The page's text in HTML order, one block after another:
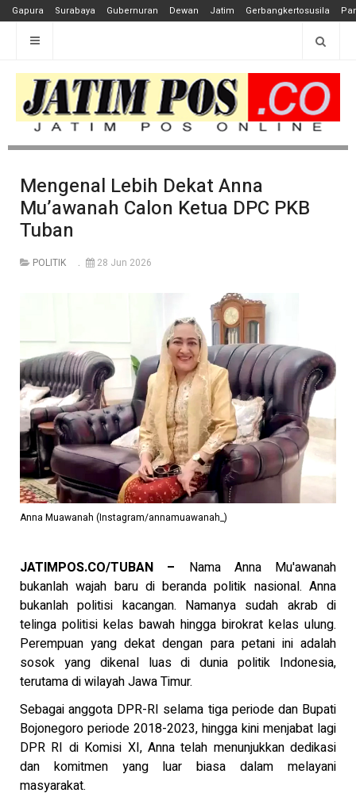
Gapura Surabaya Gubernuran Dewan Jatim Gerbangkertosusila
Mengenal Lebih Dekat Anna
Mu’awanah Calon Ketua DPC PKB
Tuban
POLITIK 28 Jun 2026
Anna Muawanah (Instagram/annamuawanah_)
JATIMPOS.CO/TUBAN – Nama Anna Mu'awanah
bukanlah wajah baru di beranda politik nasional. Anna
bukanlah politisi kacangan. Namanya sudah akrab di
telinga politisi kelas bawah hingga birokrat kelas ulung.
Perempuan yang dekat dengan para petani ini adalah
sosok yang dikenal luas di dunia politik Indonesia,
terutama di wilayah Jawa Timur.
Sebagai anggota DPR-RI selama tiga periode dan Bupati
Bojonegoro periode 2018-2023, hingga kini menjabat lagi
DPR RI di Komisi XI, Anna telah menunjukkan dedikasi
dan komitmen yang luar biasa dalam melayani
masyarakat.